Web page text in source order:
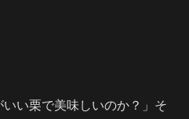
い栗で美味しいのか？」そ